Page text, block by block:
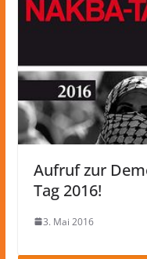
Aufruf zur
Tag 2016!
3. Mai 2016